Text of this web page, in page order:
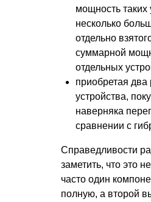
мощность таких
несколько
отдельно
суммарной
отдельных
приобретая два
устройства,
наверняка
сравнении с
Справедливости
заметить, что это
часто один
полную, а второй